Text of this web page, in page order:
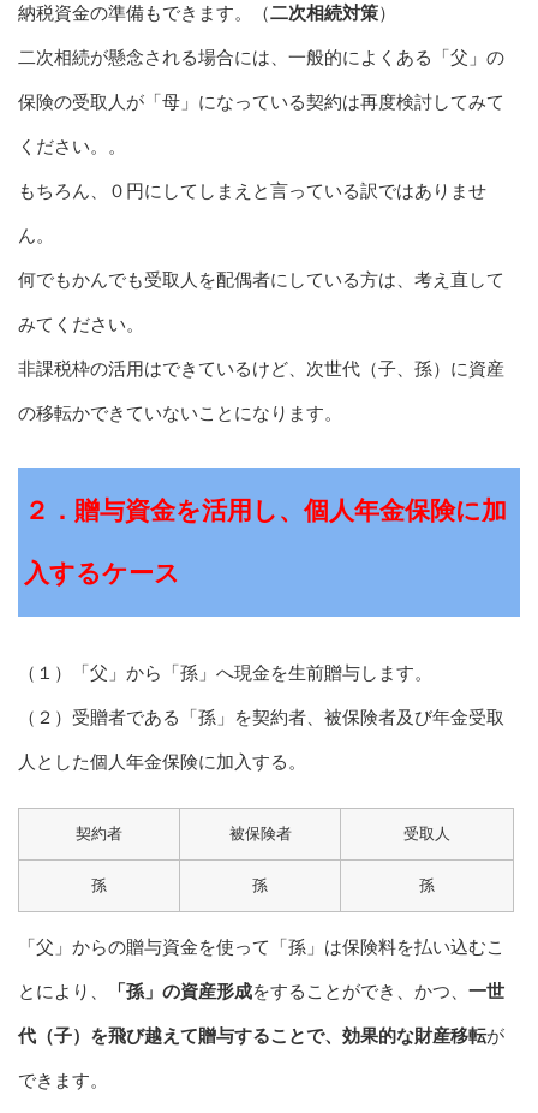
納税資金の準備もできます。（二次相続対策）
二次相続が懸念される場合には、一般的によくある「父」の
保険の受取人が「母」になっている契約は再度検討してみて
ください。。
もちろん、０円にしてしまえと言っている訳ではありませ
ん。
何でもかんでも受取人を配偶者にしている方は、考え直して
みてください。
非課税枠の活用はできているけど、次世代（子、孫）に資産
の移転かできていないことになります。
２．贈与資金を活用し、個人年金保険に加
入するケース
（１）「父」から「孫」へ現金を生前贈与します。
（２）受贈者である「孫」を契約者、被保険者及び年金受取
人とした個人年金保険に加入する。
契約者 被保険者 受取人
孫 孫 孫
「父」からの贈与資金を使って「孫」は保険料を払い込むこ
とにより、 「孫」の資産形成をすることができ、かつ、 一世
代（子）を飛び越えて贈与することで、効果的な財産移転が
できます。